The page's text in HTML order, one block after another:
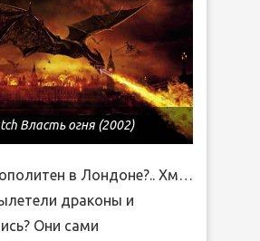
Власть огня (2002)
в Лондоне?.. Хм…
драконы и
Они сами